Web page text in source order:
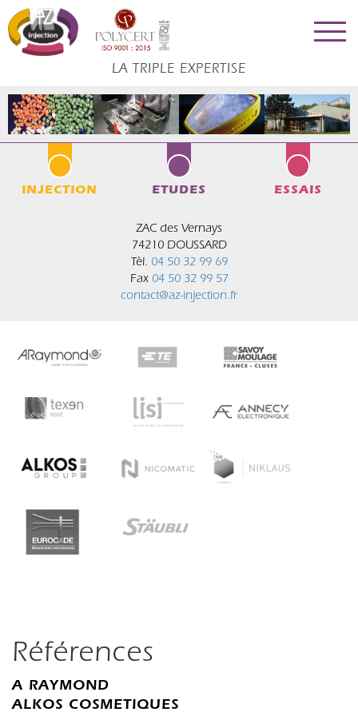
LA TRIPLE EXPERTISE
INJECTION ETUDES ESSAIS
ZAC des Vernays
74210 DOUSSARD
Tèl. 04 50 32 99 69
Fax 04 50 32 99 57
contact@az-injection.fr
Références
A RAYMOND
ALKOS COSMETIQUES